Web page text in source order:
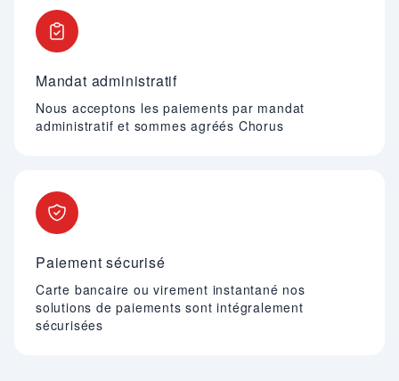
Mandat administratif
Nous acceptons les paiements par mandat
administratif et sommes agréés Chorus
Paiement sécurisé
Carte bancaire ou virement instantané nos
solutions de paiements sont intégralement
sécurisées